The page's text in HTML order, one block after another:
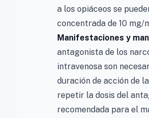
a los opiáceos se
concentrada de 10 mg/
Manifestaciones y
antagonista de los
intravenosa son
duración de acción de
repetir la dosis del
recomendada para el